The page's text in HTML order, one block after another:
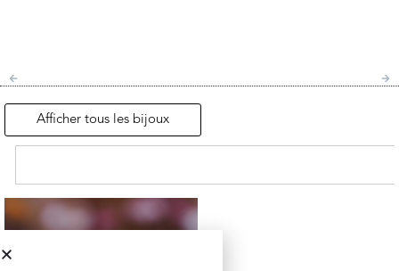
Afficher tous les bijoux